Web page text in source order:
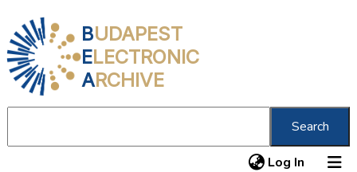
BUDAPEST
ELECTRONIC
ARCHIVE
Search
Log In (current)